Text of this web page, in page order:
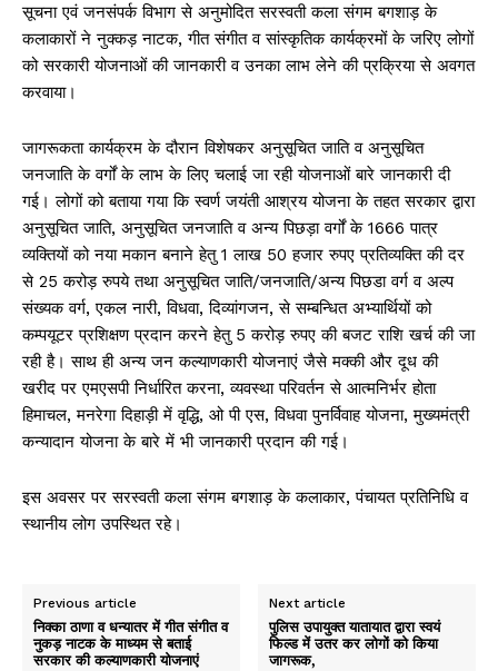
सूचना एवं जनसंपर्क विभाग से अनुमोदित सरस्वती कला संगम बगशाड़ के
कलाकारों ने नुक्कड़ नाटक, गीत संगीत व सांस्कृतिक कार्यक्रमों के जरिए लोगों
को सरकारी योजनाओं की जानकारी व उनका लाभ लेने की प्रक्रिया से अवगत
करवाया।
जागरूकता कार्यक्रम के दौरान विशेषकर अनुसूचित जाति व अनुसूचित
जनजाति के वर्गों के लाभ के लिए चलाई जा रही योजनाओं बारे जानकारी दी
गई। लोगों को बताया गया कि स्वर्ण जयंती आश्रय योजना के तहत सरकार द्वारा
अनुसूचित जाति, अनुसूचित जनजाति व अन्य पिछड़ा वर्गों के 1666 पात्र
व्यक्तियों को नया मकान बनाने हेतु 1 लाख 50 हजार रुपए प्रतिव्यक्ति की दर
से 25 करोड़ रुपये तथा अनुसूचित जाति/जनजाति/अन्य पिछडा वर्ग व अल्प
संख्यक वर्ग, एकल नारी, विधवा, दिव्यांगजन, से सम्बन्धित अभ्यार्थियों को
कम्पयूटर प्रशिक्षण प्रदान करने हेतु 5 करोड़ रुपए की बजट राशि खर्च की जा
रही है। साथ ही अन्य जन कल्याणकारी योजनाएं जैसे मक्की और दूध की
खरीद पर एमएसपी निर्धारित करना, व्यवस्था परिवर्तन से आत्मनिर्भर होता
हिमाचल, मनरेगा दिहाड़ी में वृद्धि, ओ पी एस, विधवा पुनर्विवाह योजना, मुख्यमंत्री
कन्यादान योजना के बारे में भी जानकारी प्रदान की गई।
इस अवसर पर सरस्वती कला संगम बगशाड़ के कलाकार, पंचायत प्रतिनिधि व
स्थानीय लोग उपस्थित रहे।
Previous article
निक्का ठाणा व धन्यातर में गीत संगीत व
नुकड़ नाटक के माध्यम से बताई
सरकार की कल्याणकारी योजनाएं
Next article
पुलिस उपायुक्त यातायात द्वारा स्वयं
फिल्ड में उतर कर लोगों को किया
जागरूक,